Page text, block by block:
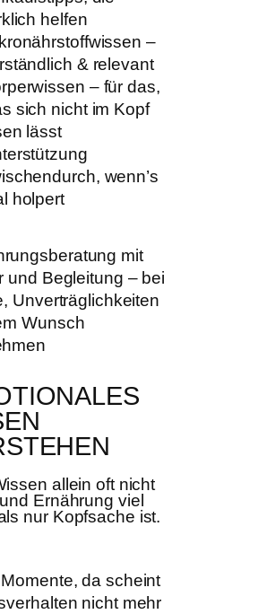
helfen
–
& relevant
– für das,
sich nicht im Kopf
lässt
wenn’s
holpert
allein oft nicht
Ernährung viel
nur Kopfsache ist.
da scheint
nicht mehr